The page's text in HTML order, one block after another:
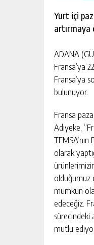
Yurt içi
artırmaya
ADANA
Fransa’ya
Fransa’ya
bulunuyor.
Fransa
Adıyeke,
olarak
olduğumuz
mümkün
edeceğiz.
sürecindeki
mutlu